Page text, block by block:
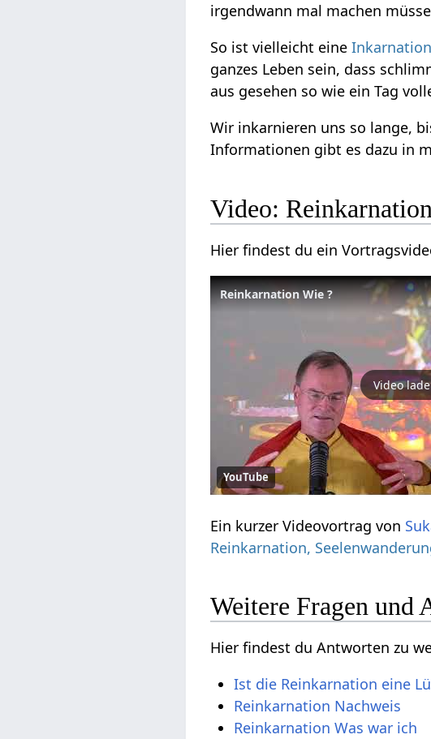
irgendwann mal machen
So ist vielleicht eineInkarnation
ganzes Leben sein, dass
aus gesehen so wie ein Tag
Wir inkarnieren uns so lange,
Informationen gibt es dazu in
Video:
Hier findest du ein
Reinkarnation Wie ?
Video
YouTube
Ein kurzer Videovortrag von
Reinkarnation,
Weitere Fragen und
Hier findest du Antworten zu
Ist die Reinkarnation eine
Reinkarnation Nachweis
Reinkarnation Was war ich